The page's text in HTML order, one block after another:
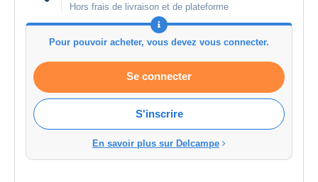
Hors frais de livraison et de plateforme
Pour pouvoir acheter, vous devez vous connecter.
Se connecter
S'inscrire
En savoir plus sur Delcampe